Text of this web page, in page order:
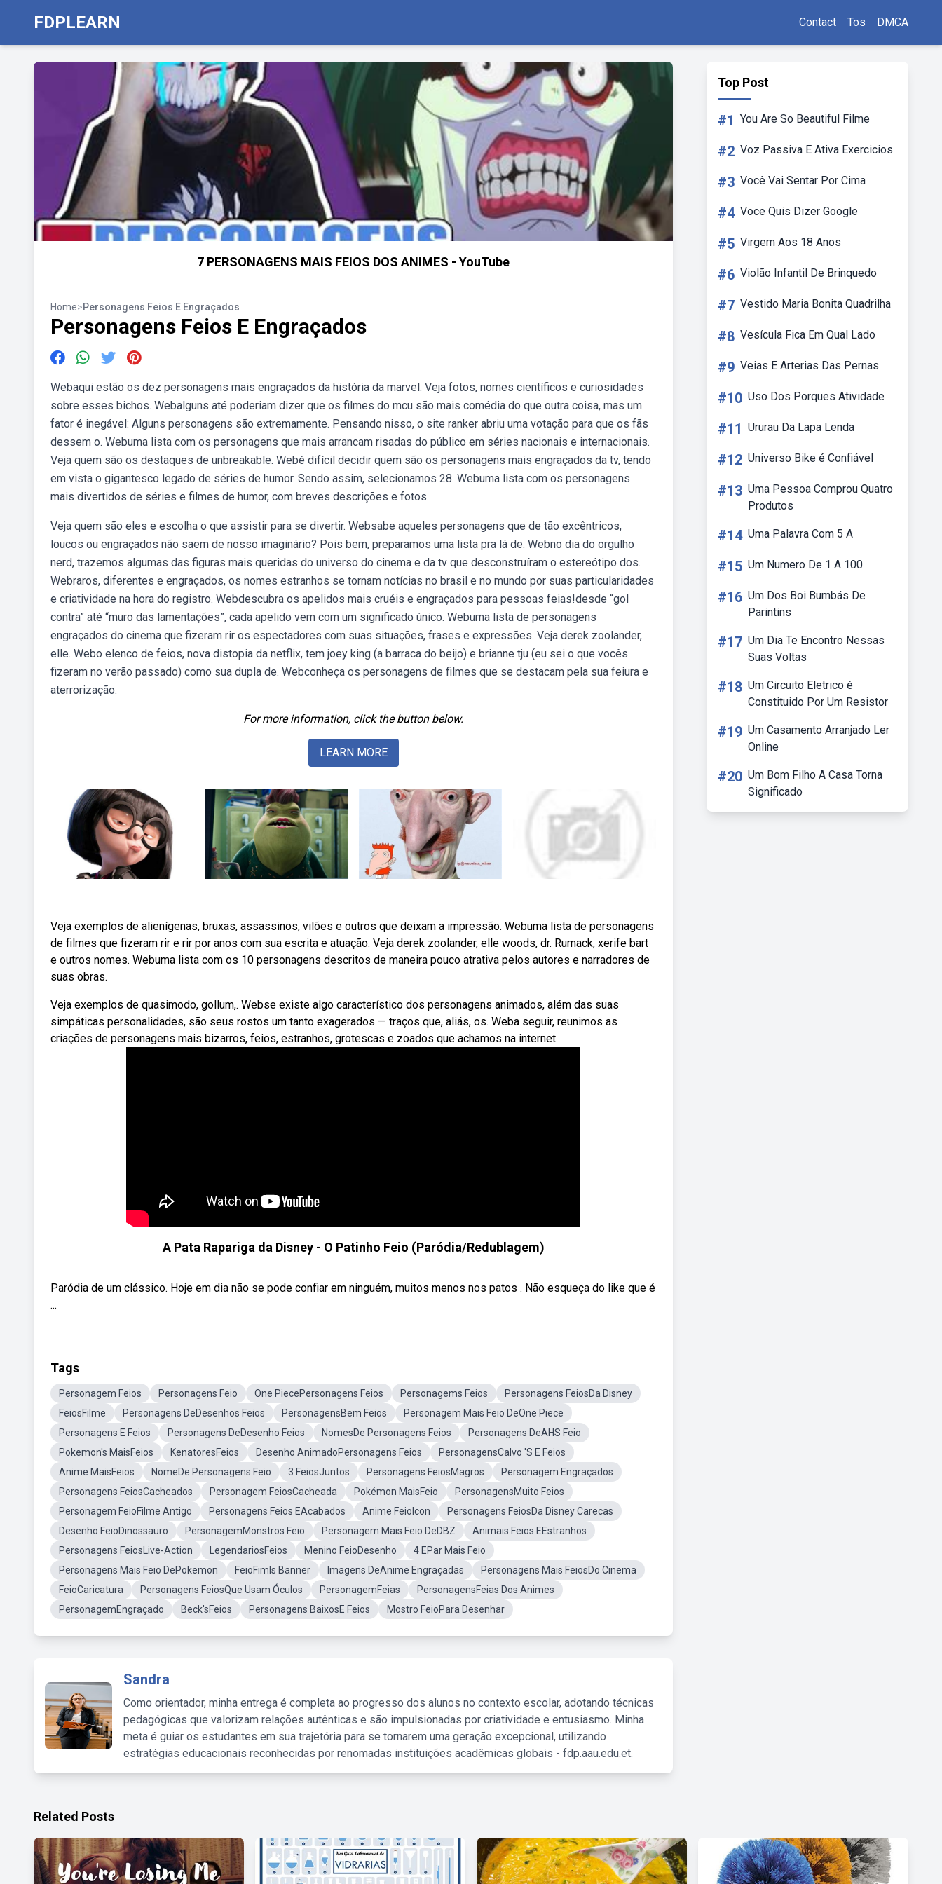
FDPLEARN Contact Tos DMCA
7 PERSONAGENS MAIS FEIOS DOS ANIMES - YouTube
Home>Personagens Feios E Engraçados
Personagens Feios E Engraçados
Webaqui estão os dez personagens mais engraçados da história da marvel. Veja fotos, nomes científicos e curiosidades
sobre esses bichos. Webalguns até poderiam dizer que os filmes do mcu são mais comédia do que outra coisa, mas um
fator é inegável: Alguns personagens são extremamente. Pensando nisso, o site ranker abriu uma votação para que os fãs
dessem o. Webuma lista com os personagens que mais arrancam risadas do público em séries nacionais e internacionais.
Veja quem são os destaques de unbreakable. Webé difícil decidir quem são os personagens mais engraçados da tv, tendo
em vista o gigantesco legado de séries de humor. Sendo assim, selecionamos 28. Webuma lista com os personagens
mais divertidos de séries e filmes de humor, com breves descrições e fotos.
Veja quem são eles e escolha o que assistir para se divertir. Websabe aqueles personagens que de tão excêntricos,
loucos ou engraçados não saem de nosso imaginário? Pois bem, preparamos uma lista pra lá de. Webno dia do orgulho
nerd, trazemos algumas das figuras mais queridas do universo do cinema e da tv que desconstruíram o estereótipo dos.
Webraros, diferentes e engraçados, os nomes estranhos se tornam notícias no brasil e no mundo por suas particularidades
e criatividade na hora do registro. Webdescubra os apelidos mais cruéis e engraçados para pessoas feias!desde “gol
contra” até “muro das lamentações”, cada apelido vem com um significado único. Webuma lista de personagens
engraçados do cinema que fizeram rir os espectadores com suas situações, frases e expressões. Veja derek zoolander,
elle. Webo elenco de feios, nova distopia da netflix, tem joey king (a barraca do beijo) e brianne tju (eu sei o que vocês
fizeram no verão passado) como sua dupla de. Webconheça os personagens de filmes que se destacam pela sua feiura e
aterrorização.
For more information, click the button below.
LEARN MORE
Veja exemplos de alienígenas, bruxas, assassinos, vilões e outros que deixam a impressão. Webuma lista de personagens
de filmes que fizeram rir e rir por anos com sua escrita e atuação. Veja derek zoolander, elle woods, dr. Rumack, xerife bart
e outros nomes. Webuma lista com os 10 personagens descritos de maneira pouco atrativa pelos autores e narradores de
suas obras.
Veja exemplos de quasimodo, gollum,. Webse existe algo característico dos personagens animados, além das suas
simpáticas personalidades, são seus rostos um tanto exagerados — traços que, aliás, os. Weba seguir, reunimos as
criações de personagens mais bizarros, feios, estranhos, grotescas e zoados que achamos na internet.
A Pata Rapariga da Disney - O Patinho Feio (Paródia/Redublagem)
Paródia de um clássico. Hoje em dia não se pode confiar em ninguém, muitos menos nos patos . Não esqueça do like que é
...
Tags
Personagem Feios Personagens Feio One PiecePersonagens Feios Personagems Feios
Personagens FeiosDa Disney
FeiosFilme
Personagens DeDesenhos Feios PersonagensBem Feios
Personagem Mais Feio DeOne Piece
Personagens E Feios
Personagens DeDesenho Feios NomesDe Personagens Feios
Personagens DeAHS Feio
Pokemon's MaisFeios
KenatoresFeios Desenho AnimadoPersonagens Feios
PersonagensCalvo 'S E Feios
Anime MaisFeios
NomeDe Personagens Feio 3 FeiosJuntos Personagens FeiosMagros
Personagem Engraçados
Personagens FeiosCacheados
Personagem FeiosCacheada Pokémon MaisFeio
PersonagensMuito Feios
Personagem FeioFilme Antigo
Personagens Feios EAcabados Anime FeioIcon
Personagens FeiosDa Disney Carecas
Desenho FeioDinossauro
PersonagemMonstros Feio Personagem Mais Feio DeDBZ
Animais Feios EEstranhos
Personagens FeiosLive-Action
LegendariosFeios Menino FeioDesenho
4 EPar Mais Feio
Personagens Mais Feio DePokemon
FeioFimls Banner Imagens DeAnime Engraçadas
Personagens Mais FeiosDo Cinema
FeioCaricatura
Personagens FeiosQue Usam Óculos PersonagemFeias
PersonagensFeias Dos Animes
PersonagemEngraçado
Beck'sFeios Personagens BaixosE Feios Mostro FeioPara Desenhar
Sandra
Como orientador, minha entrega é completa ao progresso dos alunos no contexto escolar, adotando técnicas
pedagógicas que valorizam relações autênticas e são impulsionadas por criatividade e entusiasmo. Minha
meta é guiar os estudantes em sua trajetória para se tornarem uma geração excepcional, utilizando
estratégias educacionais reconhecidas por renomadas instituições acadêmicas globais - fdp.aau.edu.et.
Top Post
#1 You Are So Beautiful Filme
#2 Voz Passiva E Ativa Exercicios
#3 Você Vai Sentar Por Cima
#4 Voce Quis Dizer Google
#5 Virgem Aos 18 Anos
#6 Violão Infantil De Brinquedo
#7 Vestido Maria Bonita Quadrilha
#8 Vesícula Fica Em Qual Lado
#9 Veias E Arterias Das Pernas
#10 Uso Dos Porques Atividade
#11 Ururau Da Lapa Lenda
#12 Universo Bike é Confiável
#13 Uma Pessoa Comprou Quatro
Produtos
#14 Uma Palavra Com 5 A
#15 Um Numero De 1 A 100
#16 Um Dos Boi Bumbás De
Parintins
#17 Um Dia Te Encontro Nessas
Suas Voltas
#18 Um Circuito Eletrico é
Constituido Por Um Resistor
#19 Um Casamento Arranjado Ler
Online
#20 Um Bom Filho A Casa Torna
Significado
Related Posts